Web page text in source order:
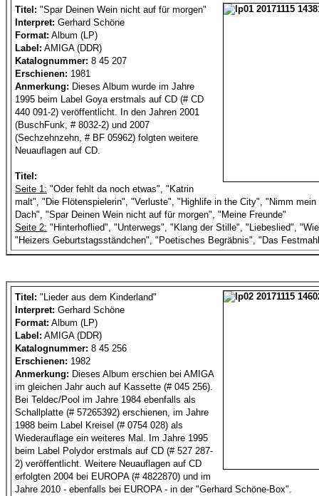
Titel: "Spar Deinen Wein nicht auf für morgen"
Interpret: Gerhard Schöne
Format: Album (LP)
Label: AMIGA (DDR)
Katalognummer: 8 45 207
Erschienen: 1981
Anmerkung: Dieses Album wurde im Jahre
1995 beim Label Goya erstmals auf CD (# CD
440 091-2) veröffentlicht. In den Jahren 2001
(BuschFunk, # 8032-2) und 2007
(Sechzehnzehn, # BF 05962) folgten weitere
Neuauflagen auf CD.
Titel:
Seite 1: "Oder fehlt da noch etwas", "Katrin
malt", "Die Flötenspielerin", "Verluste", "Highlife in the City", "Nimm mein
Dach", "Spar Deinen Wein nicht auf für morgen", "Meine Freunde"
Seite 2: "Hinterhoflied", "Unterwegs", "Klang der Stille", "Liebeslied",
"Heizers Geburtstagsständchen", "Poetisches Begräbnis", "Das
Titel: "Lieder aus dem Kinderland"
Interpret: Gerhard Schöne
Format: Album (LP)
Label: AMIGA (DDR)
Katalognummer: 8 45 256
Erschienen: 1982
Anmerkung: Dieses Album erschien bei AMIGA
im gleichen Jahr auch auf Kassette (# 045 256).
Bei Teldec/Pool im Jahre 1984 ebenfalls als
Schallplatte (# 57265392) erschienen, im Jahre
1988 beim Label Kreisel (# 0754 028) als
Wiederauflage ein weiteres Mal. Im Jahre 1995
beim Label Polydor erstmals auf CD (# 527 287-
2) veröffentlicht. Weitere Neuauflagen auf CD
erfolgten 2004 bei EUROPA (# 4822870) und im
Jahre 2010 - ebenfalls bei EUROPA - in der "Gerhard Schöne-Box".